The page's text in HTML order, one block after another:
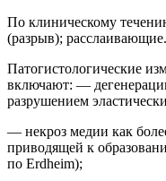
По клиническому
(разрыв); расслаивающие.
Патогистологические
включают: —
разрушением
— некроз медии как
приводящей к
по Erdheim);